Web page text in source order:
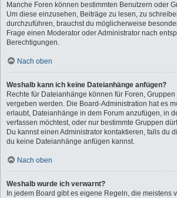
Manche Foren können bestimmten Benutzern oder
Um diese einzusehen, Beiträge zu lesen, zu
durchzuführen, brauchst du möglicherweise
Frage einen Moderator oder Administrator nach
Berechtigungen.
Nach oben
Weshalb kann ich keine Dateianhänge anfügen?
Rechte für Dateianhänge können für Foren,
vergeben werden. Die Board-Administration hat es
erlaubt, Dateianhänge in dem Forum anzufügen, in
verfassen möchtest, oder nur bestimmte Gruppen
Du kannst einen Administrator kontaktieren, falls du
du keine Dateianhänge anfügen kannst.
Nach oben
Weshalb wurde ich verwarnt?
In jedem Board gibt es eigene Regeln, die meistens